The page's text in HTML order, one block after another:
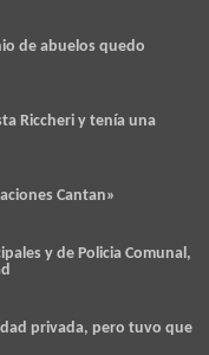
de abuelos quedo
Riccheri y tenía una
Cantan»
y de Policia Comunal,
privada, pero tuvo que